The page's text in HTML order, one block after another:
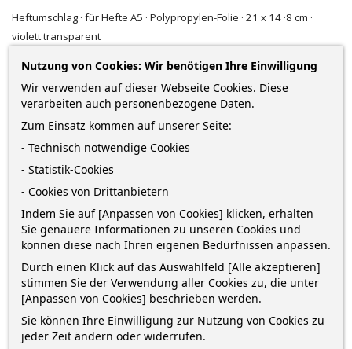
Heftumschlag · für Hefte A5 · Polypropylen-Folie · 21 x 14 ·8 cm ·
violett transparent
0,37 €
inkl. MwSt. zzgl. Versandkosten *
Menge
 Auf Lager
Sofort kaufenund erhalte die Bestellungzwischen
Dienstag 11 AugustundDonnerstag 13 August
Nutzung von Cookies: Wir benötigen Ihre Einwilligung
Wir verwenden auf dieser Webseite Cookies. Diese
verarbeiten auch personenbezogene Daten.
Zum Einsatz kommen auf unserer Seite:
- Technisch notwendige Cookies
- Statistik-Cookies
- Cookies von Drittanbietern
Indem Sie auf [Anpassen von Cookies] klicken, erhalten
Sie genauere Informationen zu unseren Cookies und
können diese nach Ihren eigenen Bedürfnissen anpassen.
Durch einen Klick auf das Auswahlfeld [Alle akzeptieren]
stimmen Sie der Verwendung aller Cookies zu, die unter
[Anpassen von Cookies] beschrieben werden.
Sie können Ihre Einwilligung zur Nutzung von Cookies zu
jeder Zeit ändern oder widerrufen.